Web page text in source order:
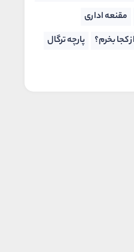
مقنعه اداری
بخرم؟
پارچه ترگال